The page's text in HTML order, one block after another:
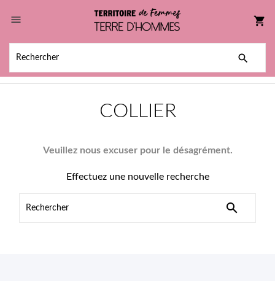
 shopping_cart

COLLIER
Veuillez nous excuser pour le désagrément.
Effectuez une nouvelle recherche
